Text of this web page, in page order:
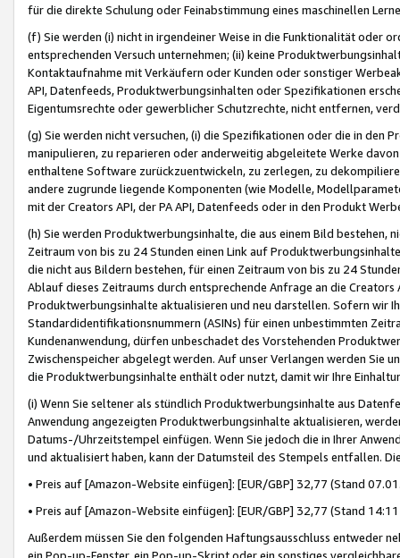
für die direkte Schulung oder Feinabstimmung eines maschinellen
(f) Sie werden (i) nicht in irgendeiner Weise in die Funktionalität oder
entsprechenden Versuch unternehmen; (ii) keine
Kontaktaufnahme mit Verkäufern oder Kunden oder sonstiger
API, Datenfeeds, Produktwerbungsinhalten oder Spezifikationen
Eigentumsrechte oder gewerblicher Schutzrechte, nicht entfernen,
(g) Sie werden nicht versuchen, (i) die Spezifikationen oder die in
manipulieren, zu reparieren oder anderweitig abgeleitete Werke
enthaltene Software zurückzuentwickeln, zu zerlegen, zu
andere zugrunde liegende Komponenten (wie Modelle,
mit der Creators API, der PA API, Datenfeeds oder in den Produkt
(h) Sie werden Produktwerbungsinhalte, die aus einem Bild bestehen,
Zeitraum von bis zu 24 Stunden einen Link auf
die nicht aus Bildern bestehen, für einen Zeitraum von bis zu 24
Ablauf dieses Zeitraums durch entsprechende Anfrage an die
Produktwerbungsinhalte aktualisieren und neu darstellen. Sofern wir
Standardidentifikationsnummern (ASINs) für einen unbestimmten
Kundenanwendung, dürfen unbeschadet des Vorstehenden
Zwischenspeicher abgelegt werden. Auf unser Verlangen werden Sie
die Produktwerbungsinhalte enthält oder nutzt, damit wir Ihre
(i) Wenn Sie seltener als stündlich Produktwerbungsinhalte aus
Anwendung angezeigten Produktwerbungsinhalte aktualisieren,
Datums-/Uhrzeitstempel einfügen. Wenn Sie jedoch die in Ihrer
und aktualisiert haben, kann der Datumsteil des Stempels entfallen.
• Preis auf [Amazon-Website einfügen]: [EUR/GBP] 32,77 (Stand
• Preis auf [Amazon-Website einfügen]: [EUR/GBP] 32,77 (Stand
Außerdem müssen Sie den folgenden Haftungsausschluss entweder
ein Pop-up-Fenster, ein Pop-up-Skript oder ein sonstiges